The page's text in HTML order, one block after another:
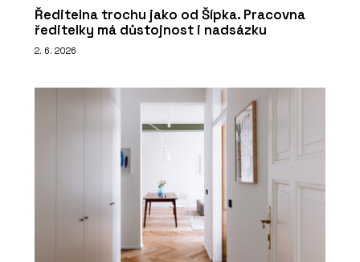
Ředitelna trochu jako od Šípka. Pracovna
ředitelky má důstojnost i nadsázku
2. 6. 2026